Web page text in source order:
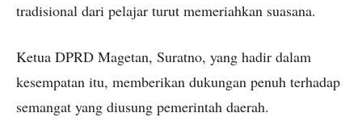
tradisional dari pelajar turut memeriahkan suasana.
Ketua DPRD Magetan, Suratno, yang hadir dalam
kesempatan itu, memberikan dukungan penuh terhadap
semangat yang diusung pemerintah daerah.